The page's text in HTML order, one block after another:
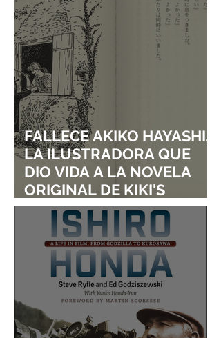
FALLECE AKIKO HAYASHI,
LA ILUSTRADORA QUE
DIO VIDA A LA NOVELA
ORIGINAL DE KIKI'S
DELIVERY SERVICE